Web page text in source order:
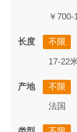
￥700-
长度 不限
17-22
产地 不限
法国